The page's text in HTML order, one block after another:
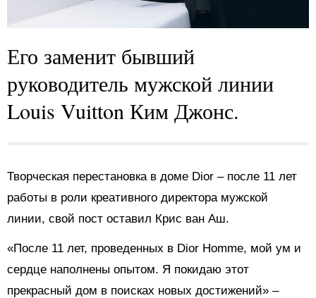
Его заменит бывший
руководитель мужской линии
Louis Vuitton Ким Джонс.
Творческая перестановка в доме Dior – после 11 лет
работы в роли креативного директора мужской
линии, свой пост оставил Крис ван Аш.
«После 11 лет, проведенных в Dior Homme, мой ум и
сердце наполнены опытом. Я покидаю этот
прекрасный дом в поисках новых достижений» –